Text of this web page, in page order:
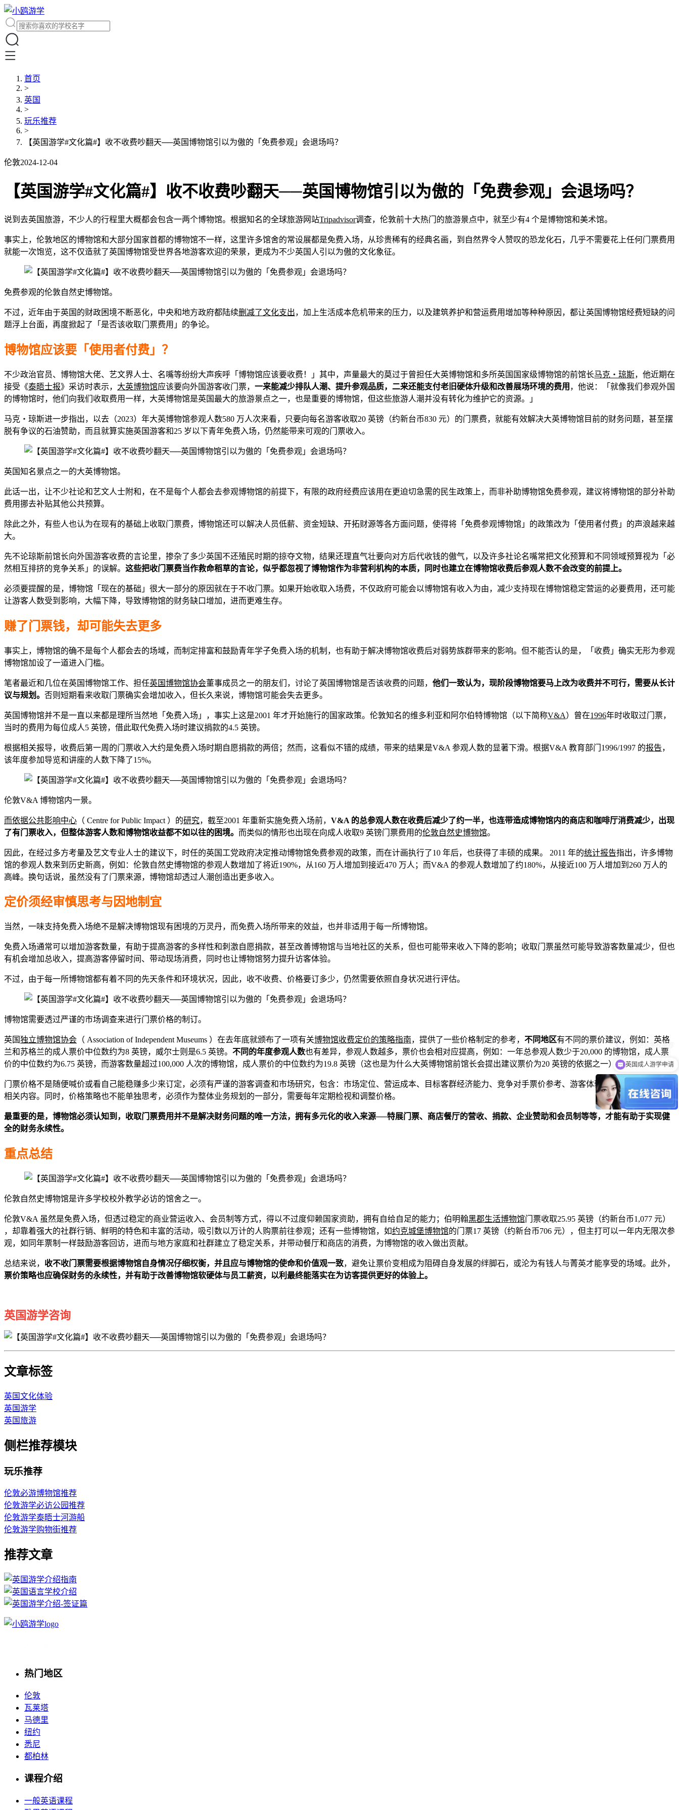
首页
>
英国
>
玩乐推荐
>
【英国游学#文化篇#】收不收费吵翻天──英国博物馆引以为傲的「免费参观」会退场吗？
伦敦2024-12-04
【英国游学#文化篇#】收不收费吵翻天──英国博物馆引以为傲的「免费参观」会退场吗？
说到去英国旅游，不少人的行程里大概都会包含一两个博物馆。根据知名的全球旅游网站Tripadvisor调查，伦敦前十大热门的旅游景点中，就至少有4 个是博物馆和美术馆。
事实上，伦敦地区的博物馆和大部分国家首都的博物馆不一样，这里许多馆舍的常设展都是免费入场，从珍贵稀有的经典名画，到自然界令人赞叹的恐龙化石，几乎不需要花上任何门票费用
就能一次饱览，这不仅造就了英国博物馆受世界各地游客欢迎的荣景，更成为不少英国人引以为傲的文化象征。
免费参观的伦敦自然史博物馆。
不过，近年由于英国的财政困境不断恶化，中央和地方政府都陆续删减了文化支出，加上生活成本危机带来的压力，以及建筑养护和营运费用增加等种种原因，都让英国博物馆经费短缺的问
题浮上台面，再度掀起了「是否该收取门票费用」的争论。
博物馆应该要「使用者付费」？
不少政治官员、博物馆大佬、艺文界人士、名嘴等纷纷大声疾呼「博物馆应该要收费！」其中，声量最大的莫过于曾担任大英博物馆和多所英国国家级博物馆的前馆长马克・琼斯，他近期在
接受《泰晤士报》采访时表示， 大英博物馆应该要向外国游客收门票， 一来能减少排队人潮、提升参观品质，二来还能支付老旧硬体升级和改善展场环境的费用 ，他说：「就像我们参观外国
的博物馆时，他们向我们收取费用一样，大英博物馆是英国最大的旅游景点之一，也是重要的博物馆，但这些旅游人潮并没有转化为维护它的资源。」
马克・琼斯进一步指出，以去（2023）年大英博物馆参观人数580 万人次来看，只要向每名游客收取20 英镑（约新台币830 元）的门票费，就能有效解决大英博物馆目前的财务问题，甚至摆
脱有争议的石油赞助，而且就算实施英国游客和25 岁以下青年免费入场，仍然能带来可观的门票收入。
英国知名景点之一的大英博物馆。
此话一出，让不少社论和艺文人士附和，在不是每个人都会去参观博物馆的前提下，有限的政府经费应该用在更迫切急需的民生政策上，而非补助博物馆免费参观，建议将博物馆的部分补助
费用挪去补贴其他公共预算。
除此之外，有些人也认为在现有的基础上收取门票费，博物馆还可以解决人员低薪、资金短缺、开拓财源等各方面问题，使得将「免费参观博物馆」的政策改为「使用者付费」的声浪越来越
大。
先不论琼斯前馆长向外国游客收费的言论里，掺杂了多少英国不还殖民时期的掠夺文物，结果还理直气壮要向对方后代收钱的傲气，以及许多社论名嘴常把文化预算和不同领域预算视为「必
然相互排挤的竞争关系」的误解。 这些把收门票费当作救命稻草的言论，似乎都忽视了博物馆作为非营利机构的本质，同时也建立在博物馆收费后参观人数不会改变的前提上。
必须要提醒的是，博物馆「现在的基础」很大一部分的原因就在于不收门票。如果开始收取入场费，不仅政府可能会以博物馆有收入为由，减少支持现在博物馆稳定营运的必要费用，还可能
让游客人数受到影响，大幅下降，导致博物馆的财务缺口增加，进而更难生存。
赚了门票钱，却可能失去更多
事实上，博物馆的确不是每个人都会去的场域，而制定排富和鼓励青年学子免费入场的机制，也有助于解决博物馆收费后对弱势族群带来的影响。但不能否认的是，「收费」确实无形为参观
博物馆加设了一道进入门槛。
笔者最近和几位在英国博物馆工作、担任英国博物馆协会董事成员之一的朋友们，讨论了英国博物馆是否该收费的问题， 他们一致认为，现阶段博物馆要马上改为收费并不可行，需要从长计
议与规划。 否则短期看来收取门票确实会增加收入，但长久来说，博物馆可能会失去更多。
英国博物馆并不是一直以来都是理所当然地「免费入场」，事实上这是2001 年才开始施行的国家政策。伦敦知名的维多利亚和阿尔伯特博物馆（以下简称V&A）曾在1996年时收取过门票，
当时的费用为每位成人5 英镑，借此取代免费入场时建议捐款的4.5 英镑。
根据相关报导，收费后第一周的门票收入大约是免费入场时期自愿捐款的两倍；然而，这看似不错的成绩，带来的结果是V&A 参观人数的显著下滑。根据V&A 教育部门1996/1997 的报告，
该年度参加导览和讲座的人数下降了15%。
伦敦V&A 博物馆内一景。
而依据公共影响中心 （ Centre for Public Impact ）的研究，截至2001 年重新实施免费入场前， V&A 的总参观人数在收费后减少了约一半，也连带造成博物馆内的商店和咖啡厅消费减少，出现
了有门票收入，但整体游客人数和博物馆收益都不如以往的困境。 而类似的情形也出现在向成人收取9 英镑门票费用的伦敦自然史博物馆。
因此，在经过多方考量及艺文专业人士的建议下，时任的英国工党政府决定推动博物馆免费参观的政策，而在计画执行了10 年后，也获得了丰硕的成果。 2011 年的统计报告指出，许多博物
馆的参观人数来到历史新高，例如：伦敦自然史博物馆的参观人数增加了将近190%，从160 万人增加到接近470 万人；而V&A 的参观人数增加了约180%，从接近100 万人增加到260 万人的
高峰。换句话说，虽然没有了门票来源，博物馆却透过人潮创造出更多收入。
定价须经审慎思考与因地制宜
当然，一味支持免费入场绝不是解决博物馆现有困境的万灵丹，而免费入场所带来的效益，也并非适用于每一所博物馆。
免费入场通常可以增加游客数量，有助于提高游客的多样性和刺激自愿捐款，甚至改善博物馆与当地社区的关系，但也可能带来收入下降的影响；收取门票虽然可能导致游客数量减少，但也
有机会增加总收入，提高游客停留时间、带动现场消费，同时也让博物馆努力提升访客体验。
不过，由于每一所博物馆都有着不同的先天条件和环境状况，因此，收不收费、价格要订多少，仍然需要依照自身状况进行评估。
博物馆需要透过严谨的市场调查来进行门票价格的制订。
英国独立博物馆协会 （ Association of Independent Museums ）在去年底就颁布了一项有关博物馆收费定价的策略指南，提供了一些价格制定的参考， 不同地区有不同的票价建议，例如：英格
兰和苏格兰的成人票价中位数约为8 英镑，威尔士则是6.5 英镑。 不同的年度参观人数也有差异，参观人数越多，票价也会相对应提高，例如：一年总参观人数少于20,000 的博物馆，成人票
价的中位数约为6.75 英镑，而游客数量超过100,000 人次的博物馆，成人票价的中位数约为19.8 英镑（这也是为什么大英博物馆前馆长会提出建议票价为20 英镑的依据之一）。
门票价格不是随便喊价或看自己能稳赚多少来订定，必须有严谨的游客调查和市场研究，包含：市场定位、营运成本、目标客群经济能力、竞争对手票价参考、游客体验回馈、财务永续性等
相关内容。同时，价格策略也不能单独思考，必须作为整体业务规划的一部分，需要每年定期检视和调整价格。
最重要的是，博物馆必须认知到，收取门票费用并不是解决财务问题的唯一方法，拥有多元化的收入来源──特展门票、商店餐厅的营收、捐款、企业赞助和会员制等等，才能有助于实现健
全的财务永续性。
重点总结
伦敦自然史博物馆是许多学校校外教学必访的馆舍之一。
伦敦V&A 虽然是免费入场，但透过稳定的商业营运收入、会员制等方式，得以不过度仰赖国家资助，拥有自给自足的能力；伯明翰黑郡生活博物馆门票收取25.95 英镑（约新台币1,077 元）
，却靠着强大的社群行销、鲜明的特色和丰富的活动，吸引数以万计的人购票前往参观；还有一些博物馆，如约克城堡博物馆的门票17 英镑（约新台币706 元），但主打可以一年内无限次参
观，如同年票制一样鼓励游客回访，进而与地方家庭和社群建立了稳定关系，并带动餐厅和商店的消费，为博物馆的收入做出贡献。
总结来说， 收不收门票需要根据博物馆自身情况仔细权衡，并且应与博物馆的使命和价值观一致，避免让票价变相成为阻碍自身发展的绊脚石，或沦为有钱人与菁英才能享受的场域。此外，
票价策略也应确保财务的永续性，并有助于改善博物馆软硬体与员工薪资，以利最终能落实在为访客提供更好的体验上。
英国游学咨询
文章标签
英国文化体验
英国游学
英国旅游
侧栏推荐模块
玩乐推荐
伦敦必游博物馆推荐
伦敦游学必访公园推荐
伦敦游学泰晤士河游船
伦敦游学购物街推荐
推荐文章
热门地区
伦敦
瓦莱塔
马德里
纽约
悉尼
都柏林
课程介绍
一般英语课程
英国成人游学申请